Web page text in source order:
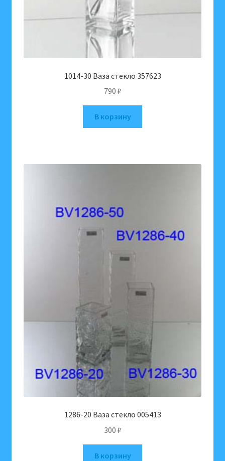
1014-30 Ваза стекло 357623
790 ₽
В корзину
1286-20 Ваза стекло 005413
300 ₽
В корзину